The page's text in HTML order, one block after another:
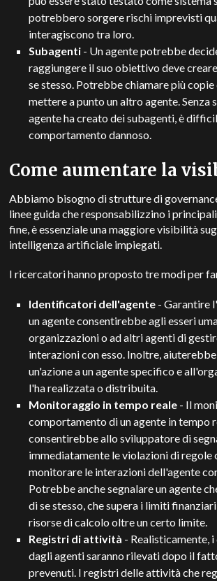
potrebbero sorgere rischi imprevisti
interagiscono tra loro.
Subagenti - Un agente potrebbe
raggiungere il suo obiettivo deve
se stesso. Potrebbe chiamare più copie
mettere a punto un altro agente. Senza
agente ha creato dei subagenti, è
comportamento dannoso.
Come aumentare la
Abbiamo bisogno di strutture di
linee guida che responsabilizzino i
fine, è essenziale una maggiore visibilità
intelligenza artificiale impiegati.
I ricercatori hanno proposto tre modi per
Identificatori dell'agente - Garantire
un agente consentirebbe agli esseri
organizzazioni o ad altri agenti di
interazioni con esso. Inoltre,
un'azione a un agente specifico e
l'ha realizzata o distribuita.
Monitoraggio in tempo reale - Il
comportamento di un agente in tempo
consentirebbe allo sviluppatore di
immediatamente le violazioni di regole
monitorare le interazioni dell'agente
Potrebbe anche segnalare un agente
di se stesso, che supera i limiti
risorse di calcolo oltre un certo limite.
Registri di attività - Realisticamente,
dagli agenti saranno rilevati dopo il
prevenuti. I registri delle attività che